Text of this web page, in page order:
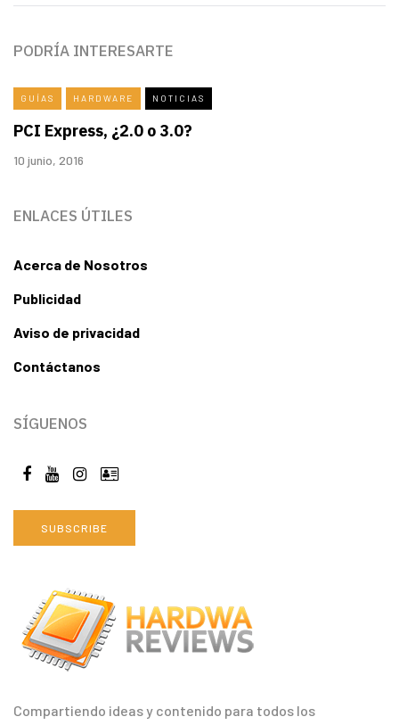
Compartiendo ideas y contenido para todos los
PODRÍA INTERESARTE
GUÍAS HARDWARE NOTICIAS
PCI Express, ¿2.0 o 3.0?
10 junio, 2016
ENLACES ÚTILES
Acerca de Nosotros
Publicidad
Aviso de privacidad
Contáctanos
SÍGUENOS
SUBSCRIBE